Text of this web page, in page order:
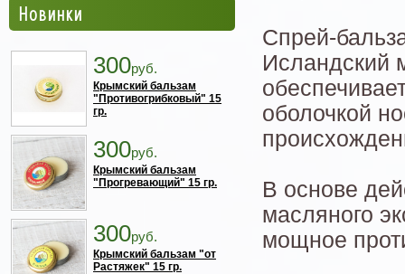
Новинки
300руб.
Крымский бальзам
"Противогрибковый" 15
гр.
300руб.
Крымский бальзам
"Прогревающий" 15 гр.
300руб.
Крымский бальзам "от
Растяжек" 15 гр.
Спрей-
Исландский
оболочкой
В основе
масляного
мощное